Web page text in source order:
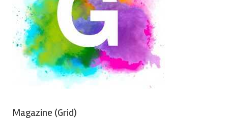
Magazine (Grid)